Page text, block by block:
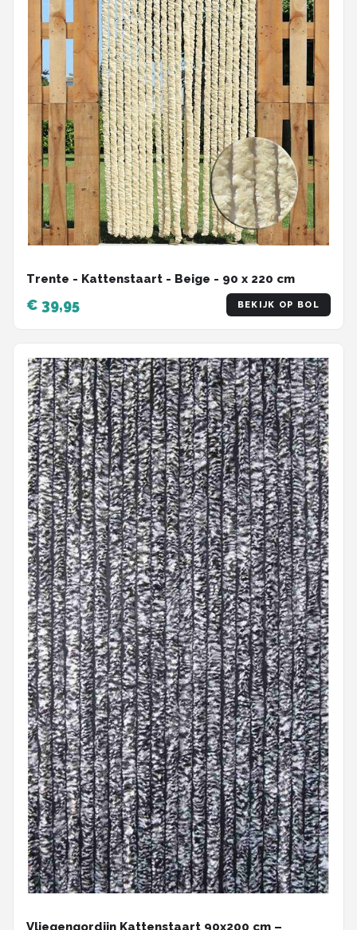
Trente - Kattenstaart - Beige - 90 x 220 cm
€ 39,95 BEKIJK OP BOL
Vliegengordijn Kattenstaart 90x200 cm –